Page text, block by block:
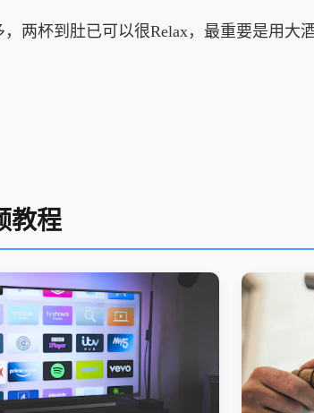
杯到肚已可以很Relax，最重要是用大
教程